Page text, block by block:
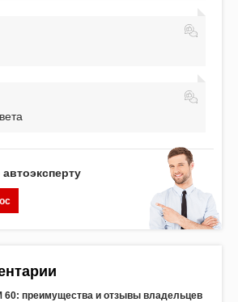
преимущества и отзывы владельцев